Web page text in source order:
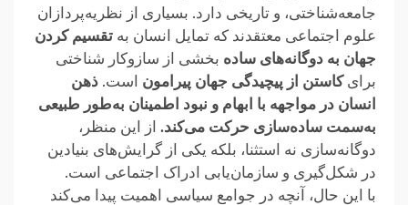
جامعه‌شناختی، و ‏تاریخی دارد. بسیاری از نظریه‌پردازان
علوم اجتماعی معتقدند که تمایل انسان به تقسیم کردن
جهان به دوگانه‌های ساده بخشی از ‏سازوکار شناختی
برایکاستن از پیچیدگی جهان پیرامون است. ذهن
انسان در مواجهه با ابهام و نبود اطمینان به‌طور ‏طبیعی
به‌سمت ساده‌سازی حرکت می‌کند. از این منظر،
دوگانه‌سازی نه استثنا، بلکه یکی از گرایش‌های بنیادین
در ‏شکل‌گیری و سازمان‌یابی ادراک اجتماعی است.‏
با این حال، آنچه در جوامع سیاسی اهمیت پیدا می‌کند